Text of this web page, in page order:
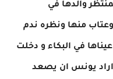
والدها في
منها ونظره ندم
في البكاء و دخلت
يونس ان يصعد